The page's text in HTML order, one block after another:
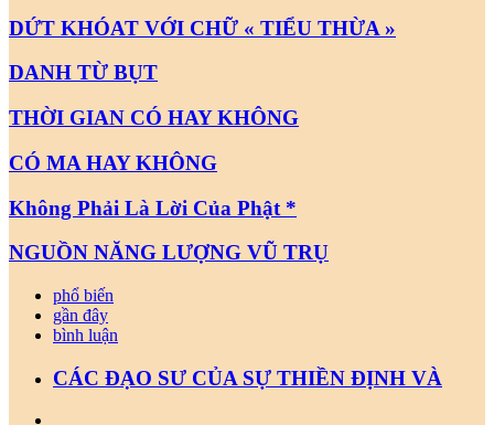
DỨT KHÓAT VỚI CHỮ « TIỂU THỪA »
DANH TỪ BỤT
THỜI GIAN CÓ HAY KHÔNG
CÓ MA HAY KHÔNG
Không Phải Là Lời Của Phật *
NGUỒN NĂNG LƯỢNG VŨ TRỤ
phổ biến
gần đây
bình luận
CÁC ĐẠO SƯ CỦA SỰ THIỀN ĐỊNH VÀ